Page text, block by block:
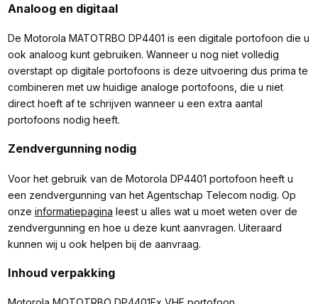
Analoog en digitaal
De Motorola MATOTRBO DP4401 is een digitale portofoon die u
ook analoog kunt gebruiken. Wanneer u nog niet volledig
overstapt op digitale portofoons is deze uitvoering dus prima te
combineren met uw huidige analoge portofoons, die u niet
direct hoeft af te schrijven wanneer u een extra aantal
portofoons nodig heeft.
Zendvergunning nodig
Voor het gebruik van de Motorola DP4401 portofoon heeft u
een zendvergunning van het Agentschap Telecom nodig. Op
onze informatiepagina leest u alles wat u moet weten over de
zendvergunning en hoe u deze kunt aanvragen. Uiteraard
kunnen wij u ook helpen bij de aanvraag.
Inhoud verpakking